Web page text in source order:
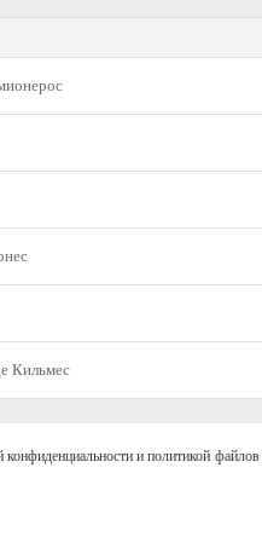
Кильмес
и политикой